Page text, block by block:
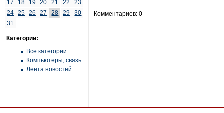
17
18 19 20 21 22
23
24
25 26 27 28 29
30
31
Категории:
Все категории
Компьютеры, связь
Лента новостей
Комментариев: 0